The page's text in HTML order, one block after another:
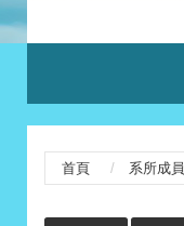
首頁 系所成員